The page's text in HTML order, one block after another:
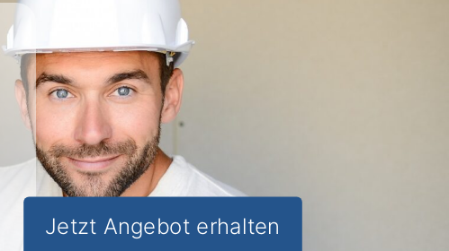
Jetzt Angebot erhalten